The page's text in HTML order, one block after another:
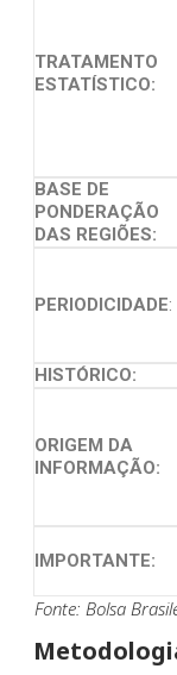
TRATAMENTO
ESTATÍSTICO:
BASE DE
PONDERAÇÃO
DAS REGIÕES:
PERIODICIDADE:
HISTÓRICO:
ORIGEM DA
INFORMAÇÃO:
IMPORTANTE:
Fonte: Bolsa